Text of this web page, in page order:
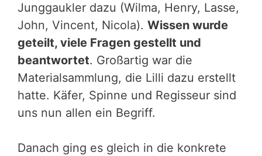
Junggaukler dazu (Wilma, Henry, Lasse,
John, Vincent, Nicola). Wissen wurde
geteilt, viele Fragen gestellt und
beantwortet. Großartig war die
Materialsammlung, die Lilli dazu erstellt
hatte. Käfer, Spinne und Regisseur sind
uns nun allen ein Begriff.
Danach ging es gleich in die konkrete